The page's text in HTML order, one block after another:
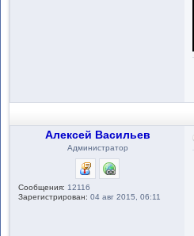
Алексей Васильев
Администратор
Сообщения: 12116
Зарегистрирован: 04 авг 2015, 06:11